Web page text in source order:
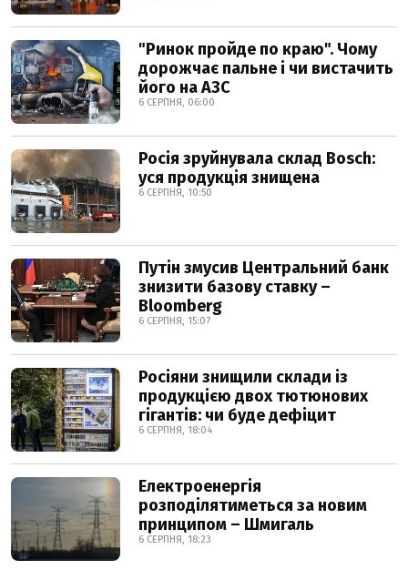
"Ринок пройде по краю". Чому
дорожчає пальне і чи вистачить
його на АЗС
6 СЕРПНЯ, 06:00
Росія зруйнувала склад Bosch:
уся продукція знищена
6 СЕРПНЯ, 10:50
Путін змусив Центральний банк
знизити базову ставку –
Bloomberg
6 СЕРПНЯ, 15:07
Росіяни знищили склади із
продукцією двох тютюнових
гігантів: чи буде дефіцит
6 СЕРПНЯ, 18:04
Електроенергія
розподілятиметься за новим
принципом – Шмигаль
6 СЕРПНЯ, 18:23